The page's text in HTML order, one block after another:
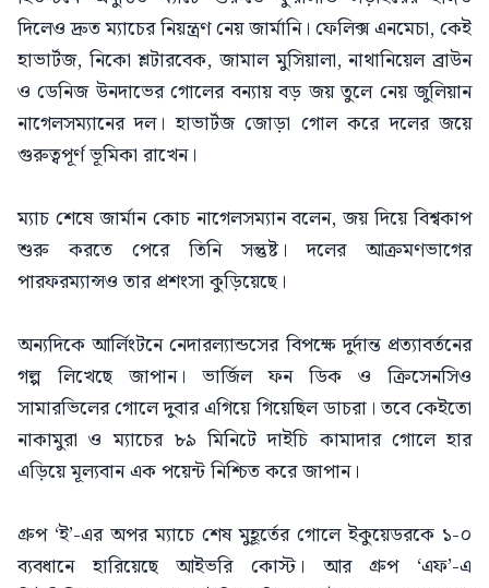
দিলেও দ্রুত ম্যাচের নিয়ন্ত্রণ নেয় জার্মানি। ফেলিক্স এনমেচা, কেই
হাভার্টজ, নিকো শ্লটারবেক, জামাল মুসিয়ালা, নাথানিয়েল ব্রাউন
ও ডেনিজ উনদাভের গোলের বন্যায় বড় জয় তুলে নেয় জুলিয়ান
নাগেলসম্যানের দল। হাভার্টজ জোড়া গোল করে দলের জয়ে
গুরুত্বপূর্ণ ভূমিকা রাখেন।
ম্যাচ শেষে জার্মান কোচ নাগেলসম্যান বলেন, জয় দিয়ে বিশ্বকাপ
শুরু করতে পেরে তিনি সন্তুষ্ট। দলের আক্রমণভাগের
পারফরম্যান্সও তার প্রশংসা কুড়িয়েছে।
অন্যদিকে আর্লিংটনে নেদারল্যান্ডসের বিপক্ষে দুর্দান্ত প্রত্যাবর্তনের
গল্প লিখেছে জাপান। ভার্জিল ফন ডিক ও ক্রিসেনসিও
সামারভিলের গোলে দুবার এগিয়ে গিয়েছিল ডাচরা। তবে কেইতো
নাকামুরা ও ম্যাচের ৮৯ মিনিটে দাইচি কামাদার গোলে হার
এড়িয়ে মূল্যবান এক পয়েন্ট নিশ্চিত করে জাপান।
গ্রুপ ‘ই’-এর অপর ম্যাচে শেষ মুহূর্তের গোলে ইকুয়েডরকে ১-০
ব্যবধানে হারিয়েছে আইভরি কোস্ট। আর গ্রুপ ‘এফ’-এ